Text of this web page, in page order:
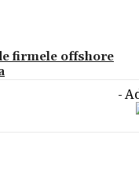
firmele offshore
-